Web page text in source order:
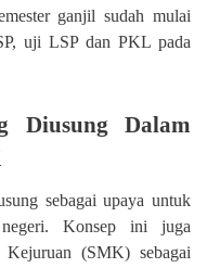
ganjil sudah mulai
uji LSP dan PKL pada
Diusung Dalam
sebagai upaya untuk
negeri. Konsep ini juga
Kejuruan (SMK) sebagai